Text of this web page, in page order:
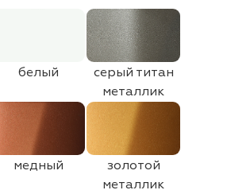
белый
серый титан
металлик
медный
золотой
металлик